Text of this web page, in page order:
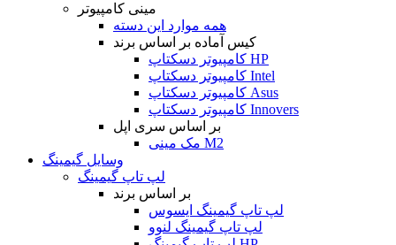
مینی کامپیوتر
همه موارد این دسته
کیس آماده بر اساس برند
کامپیوتر دسکتاپ HP
کامپیوتر دسکتاپ Intel
کامپیوتر دسکتاپ Asus
کامپیوتر دسکتاپ Innovers
بر اساس سری اپل
مک مینی M2
وسایل گیمینگ
لپ تاپ گیمینگ
بر اساس برند
لپ تاپ گیمینگ ایسوس
لپ تاپ گیمینگ لنوو